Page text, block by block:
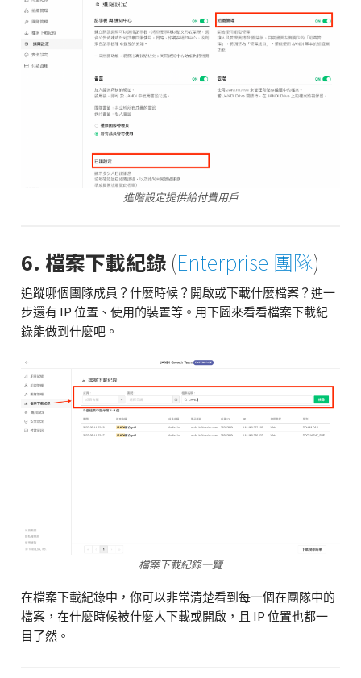
進階設定提供給付費用戶
6. 檔案下載紀錄 (Enterprise 團隊)
追蹤哪個團隊成員？什麼時候？開啟或下載什麼檔案？進一
步還有 IP 位置、使用的裝置等。用下圖來看看檔案下載紀
錄能做到什麼吧。
檔案下載紀錄一覽
在檔案下載紀錄中，你可以非常清楚看到每一個在團隊中的
檔案，在什麼時候被什麼人下載或開啟，且 IP 位置也都一
目了然。